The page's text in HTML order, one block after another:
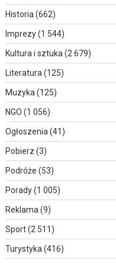
Historia (662)
Imprezy(1 544)
Kultura i sztuka (2 679)
Literatura (125)
Muzyka (125)
NGO (1 056)
Ogłoszenia (41)
Pobierz (3)
Podróże (53)
Porady(1 005)
Reklama (9)
Sport(2 511)
Turystyka (416)